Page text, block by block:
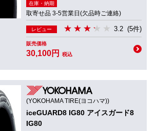
在庫・納期
取寄せ品 3-5営業日(欠品時ご連絡)
レビュー 3.2 (5件)
販売価格
30,100円 税込
(YOKOHAMA TIRE(ヨコハマ))
iceGUARD8 IG80 アイスガード8
IG80